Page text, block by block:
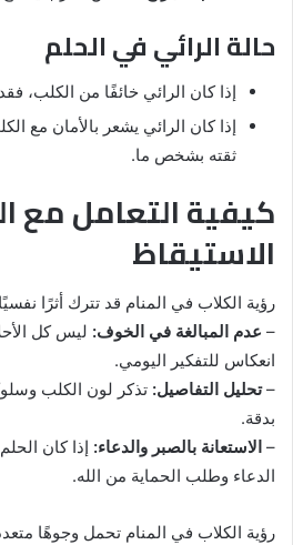
حالة الرائي في الحلم
إذا كان الرائي خائفًا من
إذا كان الرائي يشعر بالأمان مع
ثقته بشخص ما.
كيفية التعامل مع
الاستيقاظ
رؤية الكلاب في المنام قد تترك أثرًا
– عدم المبالغة في الخوف: ليس كل
انعكاس للتفكير اليومي.
–تحليل التفاصيل: تذكر لون الكلب
بدقة.
– الاستعانة بالصبر والدعاء: إذا كان
الدعاء وطلب الحماية من الله.
رؤية الكلاب في المنام تحمل وجوهًا